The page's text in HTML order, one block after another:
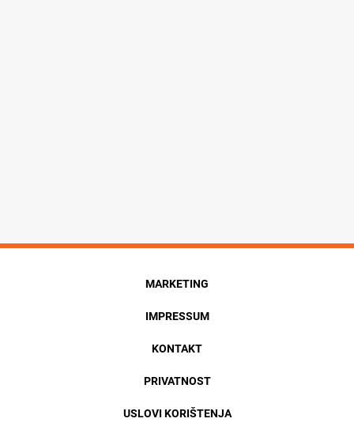
MARKETING
IMPRESSUM
KONTAKT
PRIVATNOST
USLOVI KORIŠTENJA